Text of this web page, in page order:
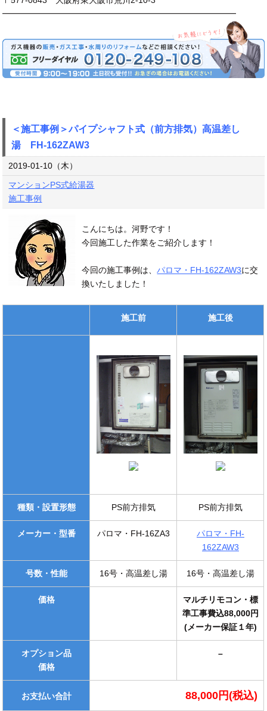
━━━━━━━━━━━━━━━━━━━━━━━━━━━━
＜施工事例＞パイプシャフト式（前方排気）高温差し
湯 FH-162ZAW3
2019-01-10（木）
マンションPS式給湯器
施工事例
こんにちは。河野です！
今回施工した作業をご紹介します！
今回の施工事例は、パロマ・FH-162ZAW3に交
換いたしました！
施工前 施工後
種類・設置形態 PS前方排気 PS前方排気
メーカー・型番 パロマ・FH-16ZA3
パロマ・FH-
162ZAW3
号数・性能 16号・高温差し湯 16号・高温差し湯
価格
マルチリモコン・標
準工事費込88,000円
(メーカー保証１年)
オプション品
価格
–
お支払い合計 88,000円(税込)